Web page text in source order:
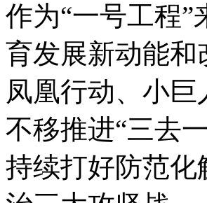
作为“一号工程
育发展新动能
凤凰行动、小
不移推进“三去
持续打好防范